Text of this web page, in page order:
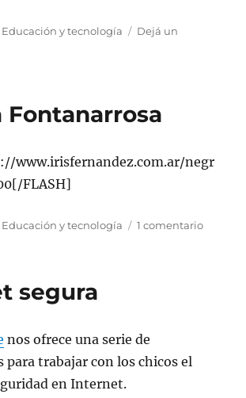
Categorías
Educación y tecnología
Dejá un
Fontanarrosa
www.irisfernandez.com.ar/negr
FLASH]
Categorías
Educación y tecnología 1 comentarioen
segura
nos ofrece una serie de
para trabajar con los chicos el
en Internet.